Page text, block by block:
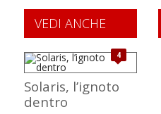
VEDI ANCHE
4
Solaris, l’ignoto
dentro